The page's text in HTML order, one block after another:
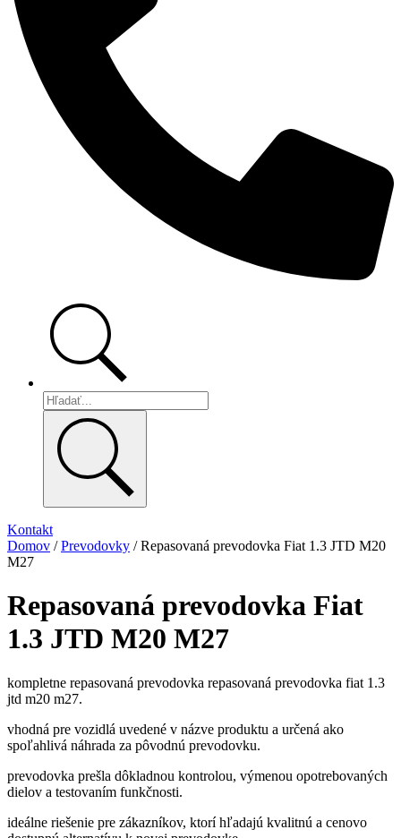
Kontakt
Domov /Prevodovky / Repasovaná prevodovka Fiat 1.3 JTD M20
M27
Repasovaná prevodovka Fiat
1.3 JTD M20 M27
kompletne repasovaná prevodovka repasovaná prevodovka fiat 1.3
jtd m20 m27.
vhodná pre vozidlá uvedené v názve produktu a určená ako
spoľahlivá náhrada za pôvodnú prevodovku.
prevodovka prešla dôkladnou kontrolou, výmenou opotrebovaných
dielov a testovaním funkčnosti.
ideálne riešenie pre zákazníkov, ktorí hľadajú kvalitnú a cenovo